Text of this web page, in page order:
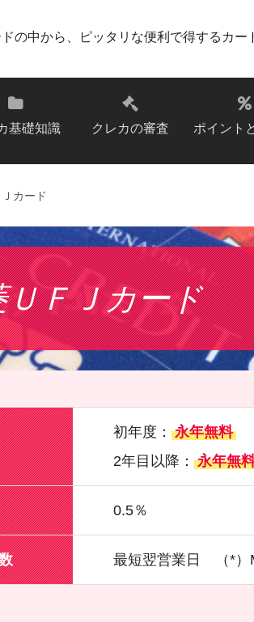
の中から、ピッタリな便利で得するカー
基礎知識 クレカの審査 ポイント
カード
ＦＪカード
初年度： 永年無料
2年目以降： 永年無
0.5％
最短翌営業日 （*）